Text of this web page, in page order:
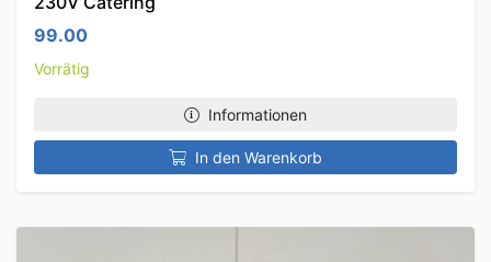
99.00
Vorrätig
Informationen
In den Warenkorb